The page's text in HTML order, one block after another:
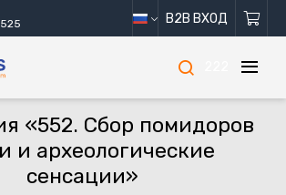
B2B ВХОД
«552. Сбор помидоров
и археологические
сенсации»